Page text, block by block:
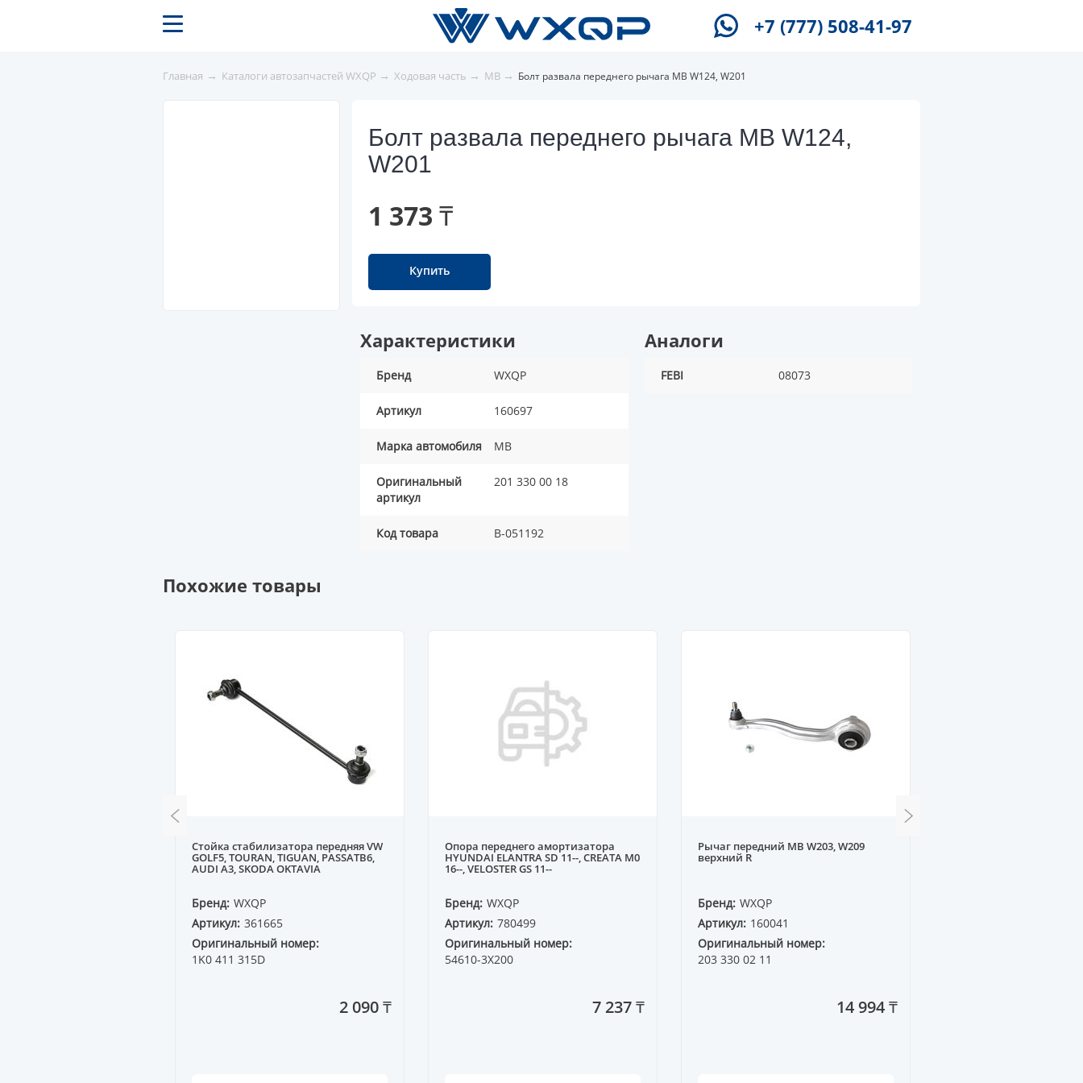
+7 (777) 508-41-97
Главная → Каталоги автозапчастей WXQP → Ходовая часть → MB → Болт развала переднего рычага MB W124, W201
Болт развала переднего рычага MB W124,
W201
1 373 ₸
Купить
Характеристики
Бренд WXQP
Артикул 160697
Марка автомобиля MB
Оригинальный
артикул
201 330 00 18
Код товара B-051192
Аналоги
FEBI 08073
Похожие товары
Стойка стабилизатора передняя VW
GOLF5, TOURAN, TIGUAN, PASSATB6,
AUDI A3, SKODA OKTAVIA
Бренд: WXQP
Артикул: 361665
Оригинальный номер:
1K0 411 315D
2 090 ₸
Опора переднего амортизатора
HYUNDAI ELANTRA SD 11--, CREATA M0
16--, VELOSTER GS 11--
Бренд: WXQP
Артикул: 780499
Оригинальный номер:
54610-3X200
7 237 ₸
Рычаг передний MB W203, W209
верхний R
Бренд: WXQP
Артикул: 160041
Оригинальный номер:
203 330 02 11
14 994 ₸